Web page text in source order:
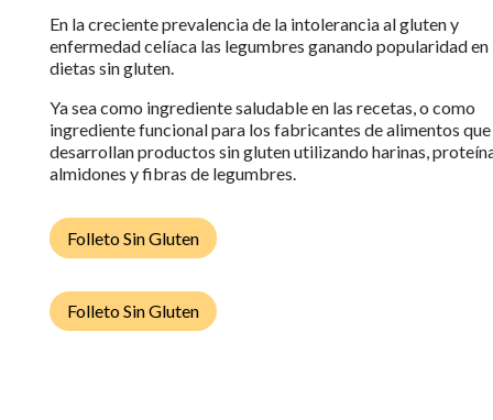
En la creciente prevalenciade la intolerancia al gluten y
enfermedad celíaca las legumbres ganando popularidaden
dietas sin gluten.
Ya sea como ingrediente saludable en las recetas, o como
ingrediente funcionalpara los fabricantes de alimentos que
desarrollan productos sin gluten utilizando harinas,
almidones y fibras de legumbres.
Folleto Sin Gluten
Folleto Sin Gluten